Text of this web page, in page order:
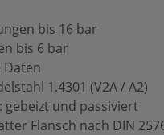
bis 16 bar
bis 6 bar
Daten
1.4301 (V2A / A2)
gebeizt und passiviert
Flansch nach DIN